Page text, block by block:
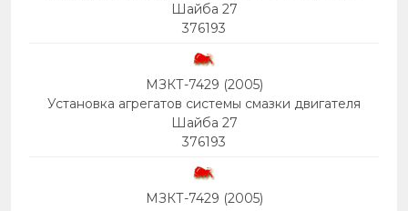
Шайба 27
376193
МЗКТ-7429 (2005)
Установка агрегатов системы смазки двигателя
Шайба 27
376193
МЗКТ-7429 (2005)